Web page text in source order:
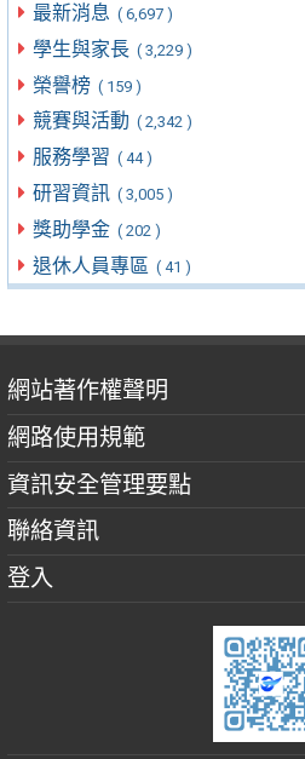
最新消息 ( 6,697 )
學生與家長 ( 3,229 )
榮譽榜 ( 159 )
競賽與活動 ( 2,342 )
服務學習 ( 44 )
研習資訊 ( 3,005 )
獎助學金 ( 202 )
退休人員專區 ( 41 )
網站著作權聲明
網路使用規範
資訊安全管理要點
聯絡資訊
登入